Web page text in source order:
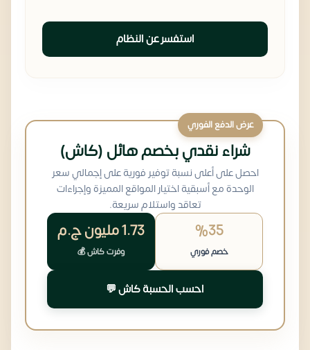
استفسر عن النظام
عرض الدفع الفوري
شراء نقدي بخصم هائل (كاش)
احصل على أعلى نسبة توفير فورية على إجمالي سعر
الوحدة مع أسبقية اختيار المواقع المميزة وإجراءات
تعاقد واستلام سريعة.
%35
خصم فوري
1.73 مليون ج.م
وفرت كاش 💰
احسب الحسبة كاش 💬